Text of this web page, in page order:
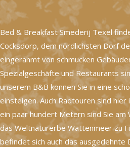
Bed & Breakfast Smederij Texel
Cocksdorp, dem nördlichsten Dorf
eingerahmt von schmucken
Spezialgeschäfte und Restaurants
unserem B&B können Sie in eine
einsteigen. Auch Radtouren sind
ein paar hundert Metern sind Sie am
das Weltnaturerbe Wattenmeer zu
befindet sich auch das ausgedehnte